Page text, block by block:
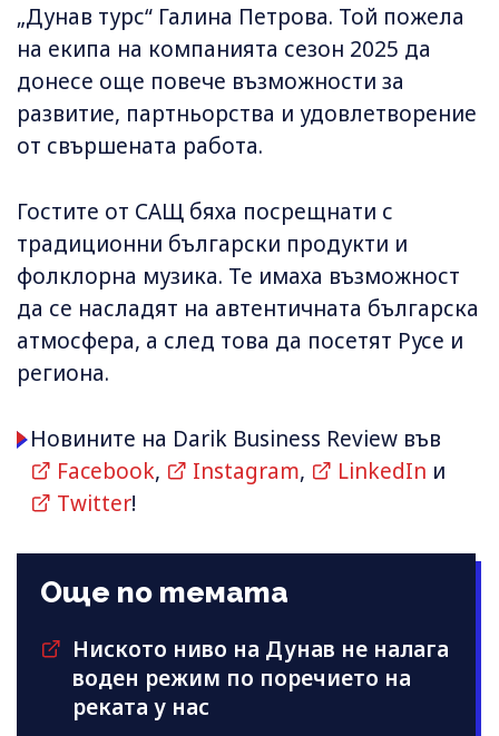
„Дунав турс“ Галина Петрова. Той пожела
на екипа на компанията сезон 2025 да
донесе още повече възможности за
развитие, партньорства и удовлетворение
от свършената работа.
Гостите от САЩ бяха посрещнати с
традиционни български продукти и
фолклорна музика. Те имаха възможност
да се насладят на автентичната българска
атмосфера, а след това да посетят Русе и
региона.
Новините на Darik Business Review във
Facebook, Instagram, LinkedIn и
Twitter!
Още по темата
Ниското ниво на Дунав не налага
воден режим по поречието на
реката у нас